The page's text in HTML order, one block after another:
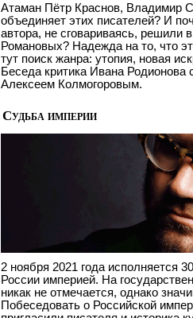
Атаман Пётр Краснов, Владимир
объединяет этих писателей? И
автора, не сговариваясь, решили
Романовых? Надежда на то, что
тут поиск жанра: утопия, новая
Беседа критика Ивана
Алексеем Колмогоровым.
Судьба империи
2 ноября 2021 года исполняется
России империей. На
никак не отмечается, однако
Побеседовать о Российской